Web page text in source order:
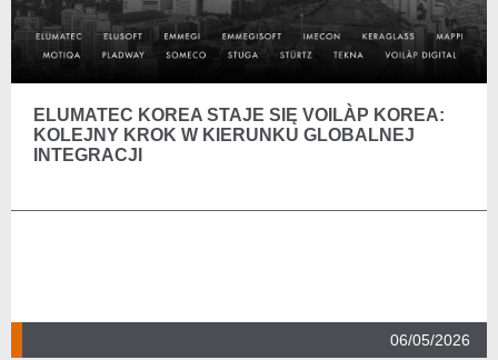
ELUMATEC KOREA STAJE SIĘ VOILÀP KOREA:
KOLEJNY KROK W KIERUNKU GLOBALNEJ
INTEGRACJI
06/05/2026